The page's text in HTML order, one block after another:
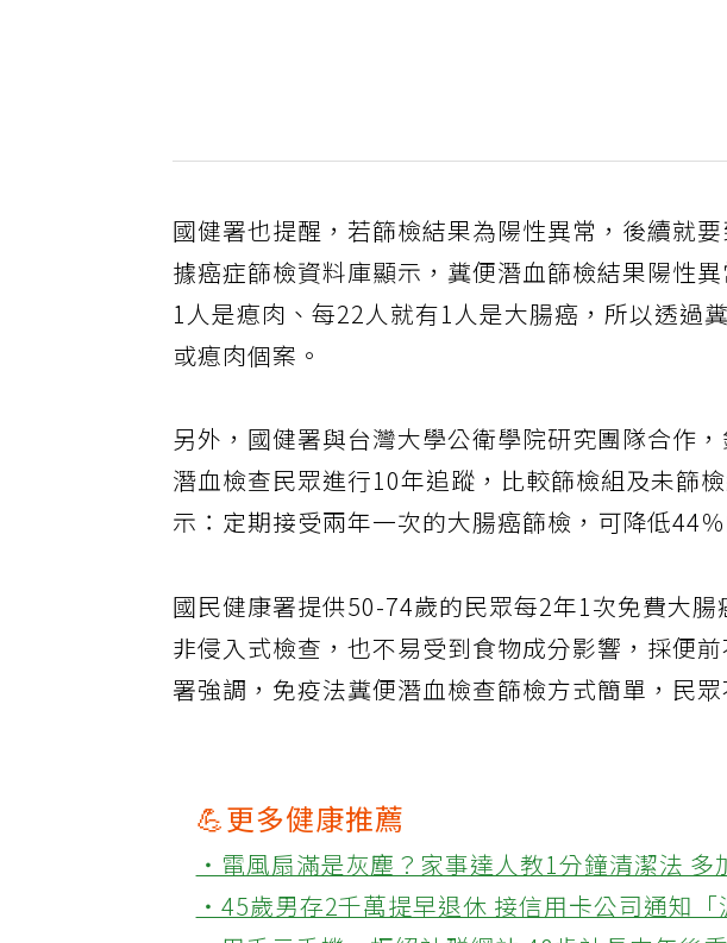
國健署也提醒，若篩檢結果為陽性異常，後續就
據癌症篩檢資料庫顯示，糞便潛血篩檢結果陽性
1人是瘜肉、每22人就有1人是大腸癌，所以透過
或瘜肉個案。
另外，國健署與台灣大學公衛學院研究團隊合作
潛血檢查民眾進行10年追蹤，比較篩檢組及未篩
示：定期接受兩年一次的大腸癌篩檢，可降低44
國民健康署提供50-74歲的民眾每2年1次免費大
非侵入式檢查，也不易受到食物成分影響，採便
署強調，免疫法糞便潛血檢查篩檢方式簡單，民
💪更多健康推薦
‧電風扇滿是灰塵？家事達人教1分鐘清潔法 多
‧45歲男存2千萬提早退休 接信用卡公司通知